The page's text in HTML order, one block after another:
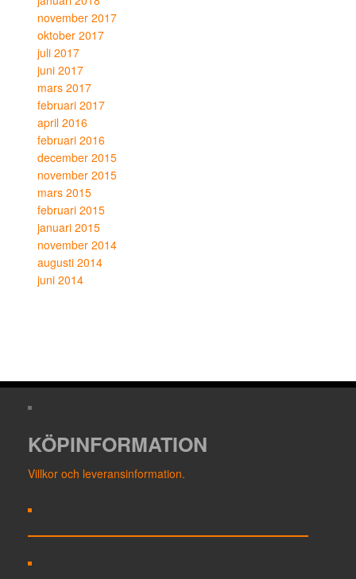
november 2017
oktober 2017
juli 2017
juni 2017
mars 2017
februari 2017
april 2016
februari 2016
december 2015
november 2015
mars 2015
februari 2015
januari 2015
november 2014
augusti 2014
juni 2014
KÖPINFORMATION
Villkor och leveransinformation.